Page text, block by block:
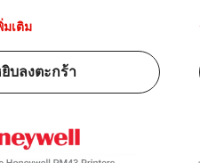
การ
มเติม
บลงตะกร้า